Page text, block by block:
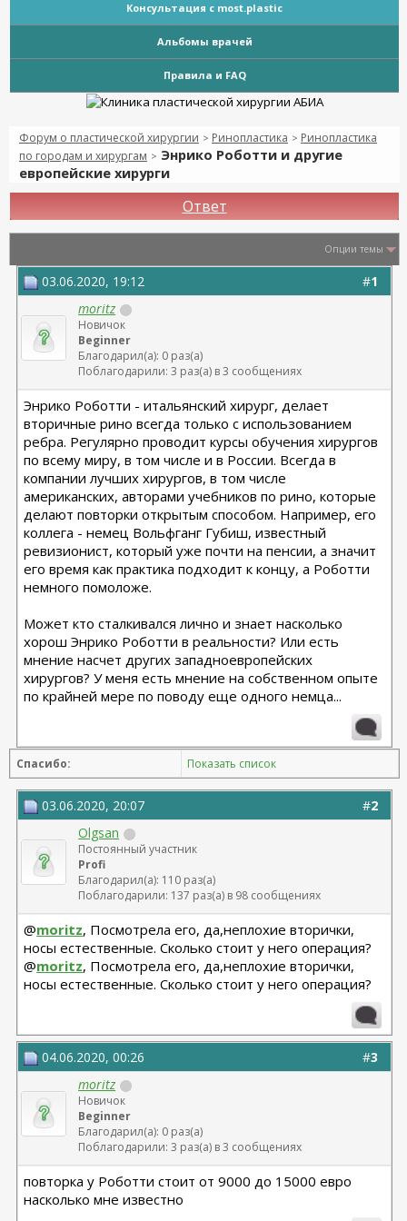
Консультация с most.plastic
Альбомы врачей
Правила и FAQ
Форум о пластической хирургии > Ринопластика > Ринопластика
по городам и хирургам > Энрико Роботти и другие
европейские хирурги
Ответ
Опции темы
#1
03.06.2020, 19:12
moritz
Новичок
Beginner
Благодарил(а): 0 раз(а)
Поблагодарили: 3 раз(а) в 3 сообщениях
Энрико Роботти - итальянский хирург, делает
вторичные рино всегда только с использованием
ребра. Регулярно проводит курсы обучения хирургов
по всему миру, в том числе и в России. Всегда в
компании лучших хирургов, в том числе
американских, авторами учебников по рино, которые
делают повторки открытым способом. Например, его
коллега - немец Вольфганг Губиш, известный
ревизионист, который уже почти на пенсии, а значит
его время как практика подходит к концу, а Роботти
немного помоложе.
Может кто сталкивался лично и знает насколько
хорош Энрико Роботти в реальности? Или есть
мнение насчет других западноевропейских
хирургов? У меня есть мнение на собственном опыте
по крайней мере по поводу еще одного немца...
Спасибо: Показать список
#2
03.06.2020, 20:07
Olgsan
Постоянный участник
Profi
Благодарил(а): 110 раз(а)
Поблагодарили: 137 раз(а) в 98 сообщениях
@moritz, Посмотрела его, да,неплохие вторички,
носы естественные. Сколько стоит у него операция?
@moritz, Посмотрела его, да,неплохие вторички,
носы естественные. Сколько стоит у него операция?
#3
04.06.2020, 00:26
moritz
Новичок
Beginner
Благодарил(а): 0 раз(а)
Поблагодарили: 3 раз(а) в 3 сообщениях
повторка у Роботти стоит от 9000 до 15000 евро
насколько мне известно